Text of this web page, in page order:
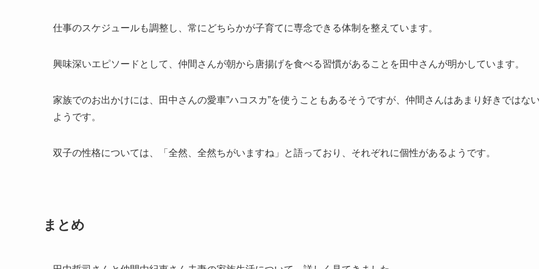
仕事のスケジュールも調整し、常にどちらかが子育てに専念できる体制を整えています。
興味深いエピソードとして、仲間さんが朝から唐揚げを食べる習慣があることを田中さんが明かしています。
家族でのお出かけには、田中さんの愛車”ハコスカ”を使うこともあるそうですが、仲間さんはあまり好きではな
ようです。
双子の性格については、「全然、全然ちがいますね」と語っており、それぞれに個性があるようです。
まとめ